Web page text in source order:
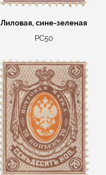
Лиловая, сине-зеленая
РС50